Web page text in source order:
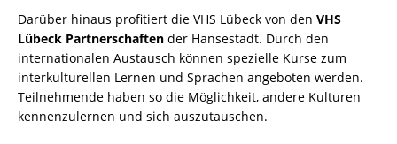
Darüber hinaus profitiert die VHS Lübeck von den VHS
Lübeck Partnerschaften der Hansestadt. Durch den
internationalen Austausch können spezielle Kurse zum
interkulturellen Lernen und Sprachen angeboten werden.
Teilnehmende haben so die Möglichkeit, andere Kulturen
kennenzulernen und sich auszutauschen.